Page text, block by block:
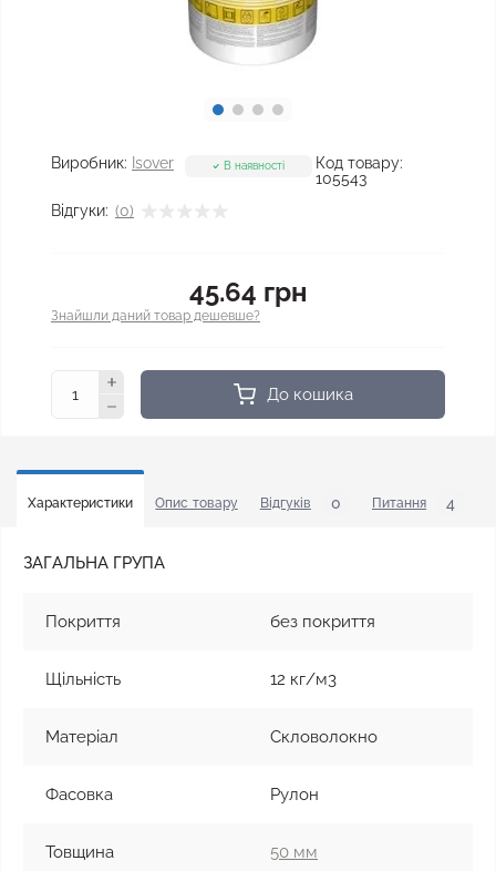
Виробник: Isover
Код товару:
105543
Відгуки: (0)
В наявності
45.64 грн
Знайшли даний товар дешевше?
До кошика
Характеристики Опис товару Відгуків 0 Питання 4
ЗАГАЛЬНА ГРУПА
Покриття без покриття
Щільність 12 кг/м3
Матеріал Скловолокно
Фасовка Рулон
Товщина 50 мм